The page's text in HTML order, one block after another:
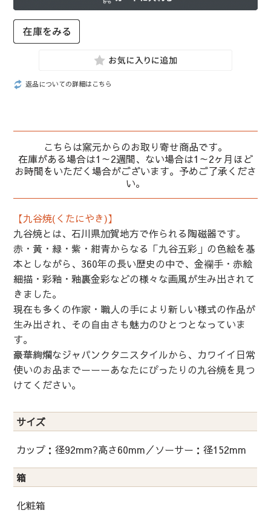
返品についての詳細はこちら
こちらは窯元からのお取り寄せ商品です。
在庫がある場合は1～2週間、ない場合は1～2ヶ月ほど
お時間をいただく場合がございます。予めご了承くださ
い。
【九谷焼(くたにやき)】
九谷焼とは、石川県加賀地方で作られる陶磁器です。
赤・黄・緑・紫・紺青からなる「九谷五彩」の色絵を基
本としながら、360年の長い歴史の中で、金襴手・赤絵
細描・彩釉・釉裏金彩などの様々な画風が生み出されて
きました。
現在も多くの作家・職人の手により新しい様式の作品が
生み出され、その自由さも魅力のひとつとなっていま
す。
豪華絢爛なジャパンクタニスタイルから、カワイイ日常
使いのお品までーーーあなたにぴったりの九谷焼を見つ
けてください。
サイズ
カップ：径92mm?高さ60mm／ソーサー：径152mm
箱
化粧箱